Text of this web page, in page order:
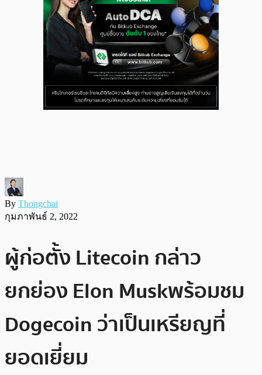
By Thongchai
กุมภาพันธ์ 2, 2022
ผู้ก่อตั้ง Litecoin กล่าว
ยกย่อง Elon Musk พร้อมชม
Dogecoin ว่าเป็นเหรียญที่
ยอดเยี่ยม